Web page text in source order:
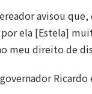
avisou
ela [Estela]
meu direito de